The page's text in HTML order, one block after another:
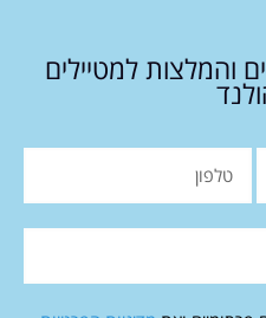
והמלצות למטיילים